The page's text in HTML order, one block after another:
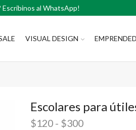
Escribinos al WhatsApp!
VISUAL DESIGN
Escolares para
$120 - $300